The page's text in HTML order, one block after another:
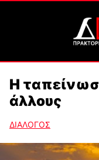
Η
άλλους
ΔΙΑΛΟΓΟΣ